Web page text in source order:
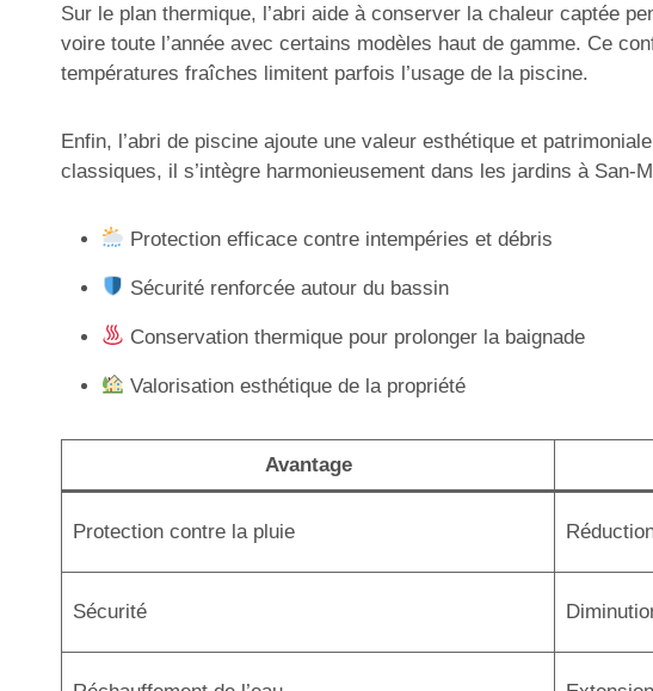
Sur le plan thermique, l’abri aide à conserver la chaleur captée
voire toute l’année avec certains modèles haut de gamme. Ce
températures fraîches limitent parfois l’usage de la piscine.
Enfin, l’abri de piscine ajoute une valeur esthétique et
classiques, il s’intègre harmonieusement dans les jardins à San-
Protection efficace contre intempéries et débris
Sécurité renforcée autour du bassin
Conservation thermique pour prolonger la baignade
Valorisation esthétique de la propriété
Avantage
Protection contre la pluie
Sécurité